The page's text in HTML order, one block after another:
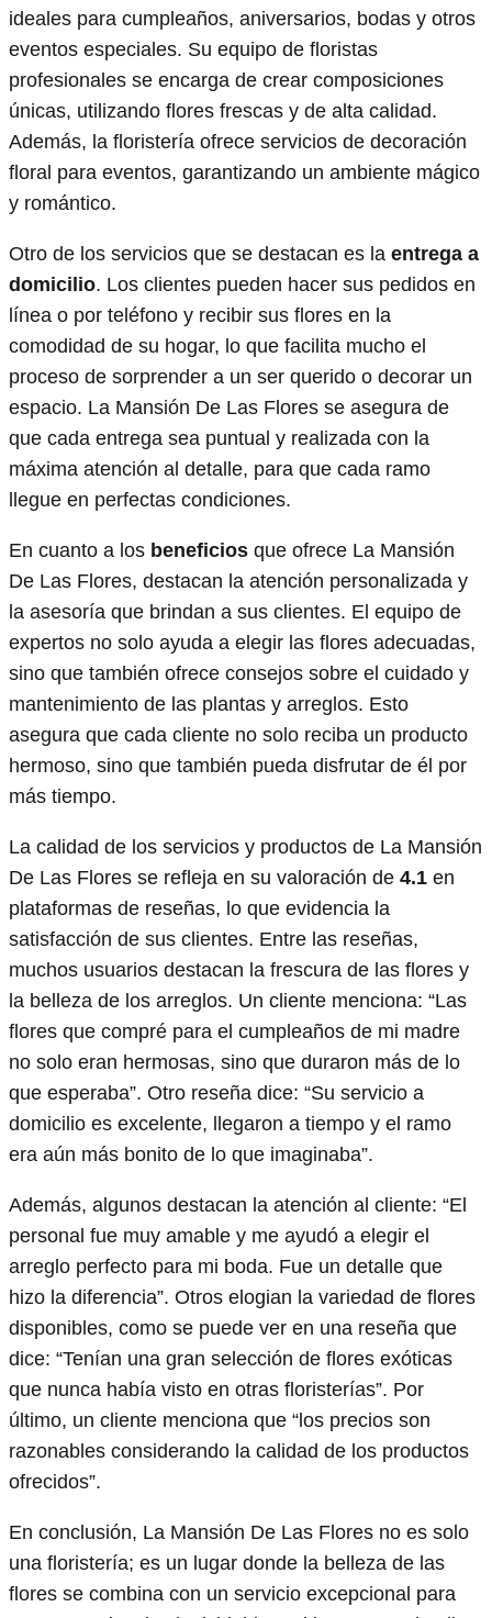
ideales para cumpleaños, aniversarios, bodas y otros
eventos especiales. Su equipo de floristas
profesionales se encarga de crear composiciones
únicas, utilizando flores frescas y de alta calidad.
Además, la floristería ofrece servicios de decoración
floral para eventos, garantizando un ambiente mágico
y romántico.
Otro de los servicios que se destacan es la entrega a
domicilio. Los clientes pueden hacer sus pedidos en
línea o por teléfono y recibir sus flores en la
comodidad de su hogar, lo que facilita mucho el
proceso de sorprender a un ser querido o decorar un
espacio. La Mansión De Las Flores se asegura de
que cada entrega sea puntual y realizada con la
máxima atención al detalle, para que cada ramo
llegue en perfectas condiciones.
En cuanto a los beneficios que ofrece La Mansión
De Las Flores, destacan la atención personalizada y
la asesoría que brindan a sus clientes. El equipo de
expertos no solo ayuda a elegir las flores adecuadas,
sino que también ofrece consejos sobre el cuidado y
mantenimiento de las plantas y arreglos. Esto
asegura que cada cliente no solo reciba un producto
hermoso, sino que también pueda disfrutar de él por
más tiempo.
La calidad de los servicios y productos de La Mansión
De Las Flores se refleja en su valoración de 4.1 en
plataformas de reseñas, lo que evidencia la
satisfacción de sus clientes. Entre las reseñas,
muchos usuarios destacan la frescura de las flores y
la belleza de los arreglos. Un cliente menciona: “Las
flores que compré para el cumpleaños de mi madre
no solo eran hermosas, sino que duraron más de lo
que esperaba”. Otro reseña dice: “Su servicio a
domicilio es excelente, llegaron a tiempo y el ramo
era aún más bonito de lo que imaginaba”.
Además, algunos destacan la atención al cliente: “El
personal fue muy amable y me ayudó a elegir el
arreglo perfecto para mi boda. Fue un detalle que
hizo la diferencia”. Otros elogian la variedad de flores
disponibles, como se puede ver en una reseña que
dice: “Tenían una gran selección de flores exóticas
que nunca había visto en otras floristerías”. Por
último, un cliente menciona que “los precios son
razonables considerando la calidad de los productos
ofrecidos”.
En conclusión, La Mansión De Las Flores no es solo
una floristería; es un lugar donde la belleza de las
flores se combina con un servicio excepcional para